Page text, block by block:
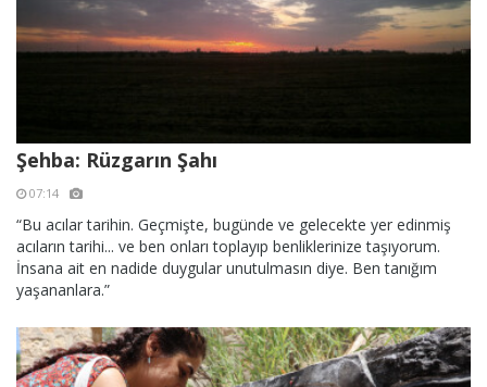
Şehba: Rüzgarın Şahı
07:14
“Bu acılar tarihin. Geçmişte, bugünde ve gelecekte yer edinmiş
acıların tarihi... ve ben onları toplayıp benliklerinize taşıyorum.
İnsana ait en nadide duygular unutulmasın diye. Ben tanığım
yaşananlara.”